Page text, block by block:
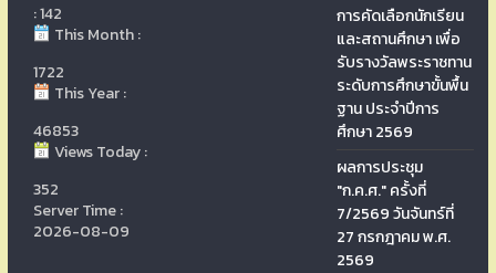
: 142
This Month :
1722
This Year :
46853
Views Today :
352
Server Time :
2026-08-09
การคัดเลือกนักเรียน
และสถานศึกษา เพื่อ
รับรางวัลพระราชทาน
ระดับการศึกษาขั้นพื้น
ฐาน ประจำปีการ
ศึกษา 2569
ผลการประชุม
"ก.ค.ศ." ครั้งที่
7/2569 วันจันทร์ที่
27 กรกฎาคม พ.ศ.
2569